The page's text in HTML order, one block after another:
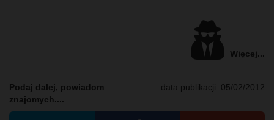
Więcej...
data publikacji: 05/02/2012
Podaj dalej, powiadom
znajomych....